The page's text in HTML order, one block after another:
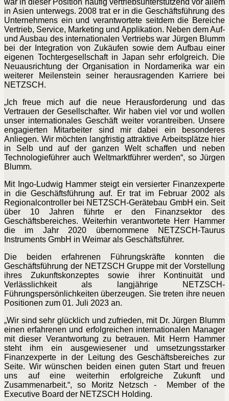
war in dieser Position häufig vertriebsunterstützend vor allem
in Asien unterwegs. 2008 trat er in die Geschäftsführung des
Unternehmens ein und verantwortete seitdem die Bereiche
Vertrieb, Service, Marketing und Applikation. Neben dem Auf-
und Ausbau des internationalen Vertriebs war Jürgen Blumm
bei der Integration von Zukäufen sowie dem Aufbau einer
eigenen Tochtergesellschaft in Japan sehr erfolgreich. Die
Neuausrichtung der Organisation in Nordamerika war ein
weiterer Meilenstein seiner herausragenden Karriere bei
NETZSCH.
„Ich freue mich auf die neue Herausforderung und das
Vertrauen der Gesellschafter. Wir haben viel vor und wollen
unser internationales Geschäft weiter vorantreiben. Unsere
engagierten Mitarbeiter sind mir dabei ein besonderes
Anliegen. Wir möchten langfristig attraktive Arbeitsplätze hier
in Selb und auf der ganzen Welt schaffen und neben
Technologieführer auch Weltmarktführer werden“, so Jürgen
Blumm.
Mit Ingo-Ludwig Hammer steigt ein versierter Finanzexperte
in die Geschäftsführung auf. Er trat im Februar 2002 als
Regionalcontroller bei NETZSCH-Gerätebau GmbH ein. Seit
über 10 Jahren führte er den Finanzsektor des
Geschäftsbereiches. Weiterhin verantwortete Herr Hammer
die im Jahr 2020 übernommene NETZSCH-Taurus
Instruments GmbH in Weimar als Geschäftsführer.
Die beiden erfahrenen Führungskräfte konnten die
Geschäftsführung der NETZSCH Gruppe mit der Vorstellung
ihres Zukunftskonzeptes sowie ihrer Kontinuität und
Verlässlichkeit als langjährige NETZSCH-
Führungspersönlichkeiten überzeugen. Sie treten ihre neuen
Positionen zum 01. Juli 2023 an.
„Wir sind sehr glücklich und zufrieden, mit Dr. Jürgen Blumm
einen erfahrenen und erfolgreichen internationalen Manager
mit dieser Verantwortung zu betrauen. Mit Herrn Hammer
steht ihm ein ausgewiesener und umsetzungsstarker
Finanzexperte in der Leitung des Geschäftsbereiches zur
Seite. Wir wünschen beiden einen guten Start und freuen
uns auf eine weiterhin erfolgreiche Zukunft und
Zusammenarbeit.“, so Moritz Netzsch - Member of the
Executive Board der NETZSCH Holding.